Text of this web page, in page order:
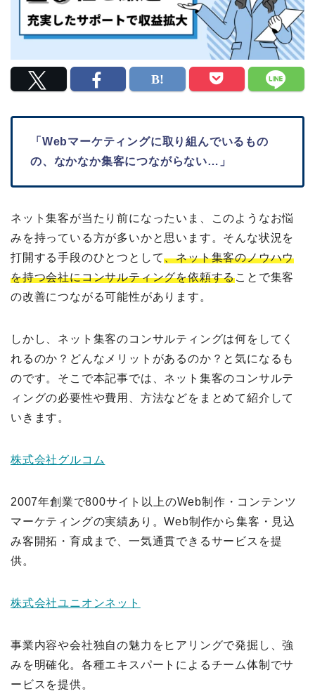
「Webマーケティングに取り組んでいるもの
の、なかなか集客につながらない…」
ネット集客が当たり前になったいま、このようなお悩
みを持っている方が多いかと思います。そんな状況を
打開する手段のひとつとして、ネット集客のノウハウ
を持つ会社にコンサルティングを依頼することで集客
の改善につながる可能性があります。
しかし、ネット集客のコンサルティングは何をしてく
れるのか？どんなメリットがあるのか？と気になるも
のです。そこで本記事では、ネット集客のコンサルテ
ィングの必要性や費用、方法などをまとめて紹介して
いきます。
株式会社グルコム
2007年創業で800サイト以上のWeb制作・コンテンツ
マーケティングの実績あり。Web制作から集客・見込
み客開拓・育成まで、一気通貫できるサービスを提
供。
株式会社ユニオンネット
事業内容や会社独自の魅力をヒアリングで発掘し、強
みを明確化。各種エキスパートによるチーム体制でサ
ービスを提供。